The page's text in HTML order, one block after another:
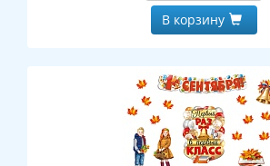
В корзину